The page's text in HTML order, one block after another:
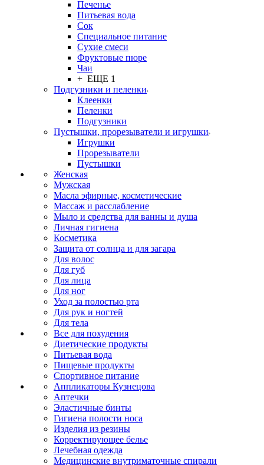
Печенье
Питьевая вода
Сок
Специальное питание
Сухие смеси
Фруктовые пюре
Чаи
+ ЕЩЕ 1
Подгузники и пеленки
Клеенки
Пеленки
Подгузники
Пустышки, прорезыватели и игрушки
Игрушки
Прорезыватели
Пустышки
Женская
Мужская
Масла эфирные, косметические
Массаж и расслабление
Мыло и средства для ванны и душа
Личная гигиена
Косметика
Защита от солнца и для загара
Для волос
Для губ
Для лица
Для ног
Уход за полостью рта
Для рук и ногтей
Для тела
Все для похудения
Диетические продукты
Питьевая вода
Пищевые продукты
Спортивное питание
Аппликаторы Кузнецова
Аптечки
Эластичные бинты
Гигиена полости носа
Изделия из резины
Корректирующее белье
Лечебная одежда
Медицинские внутриматочные спирали